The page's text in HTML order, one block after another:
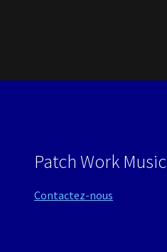
Patch Work Music
Contactez-nous